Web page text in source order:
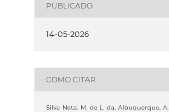
PUBLICADO
14-05-2026
COMO CITAR
Silva Neta, M. de L. da, Albuquerque, A.